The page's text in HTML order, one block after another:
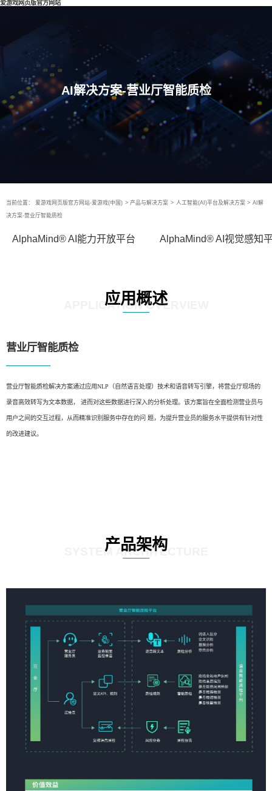
爱游戏网页版官方网站
AI解决方案-营业厅智能质检
当前位置： 爱游戏网页版官方网站-爱游戏(中国) > 产品与解决方案 > 人工智能(AI)平台及解决方案 > AI解
决方案-营业厅智能质检
AlphaMind® AI能力开放平台 AlphaMind® AI视觉感知
应用概述
APPLICATION OVERVIEW
营业厅智能质检
营业厅智能质检解决方案通过应用NLP（自然语言处理）技术和语音转写引擎，将营业厅现场的
录音高效转写为文本数据， 进而对这些数据进行深入的分析处理。该方案旨在全面检测营业员与
用户之间的交互过程，从而精准识别服务中存在的问 题，为提升营业员的服务水平提供有针对性
的改进建议。
产品架构
SYSTEM ARCHITECTURE